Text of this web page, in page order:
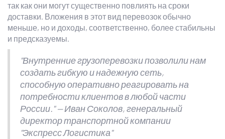
так как они могут существенно повлиять на сроки
доставки. Вложения в этот вид перевозок обычно
меньше, но и доходы, соответственно, более стабильны
и предсказуемы.
"Внутренние грузоперевозки позволили нам
создать гибкую и надежную сеть,
способную оперативно реагировать на
потребности клиентов в любой части
России." — Иван Соколов, генеральный
директор транспортной компании
"Экспресс Логистика"